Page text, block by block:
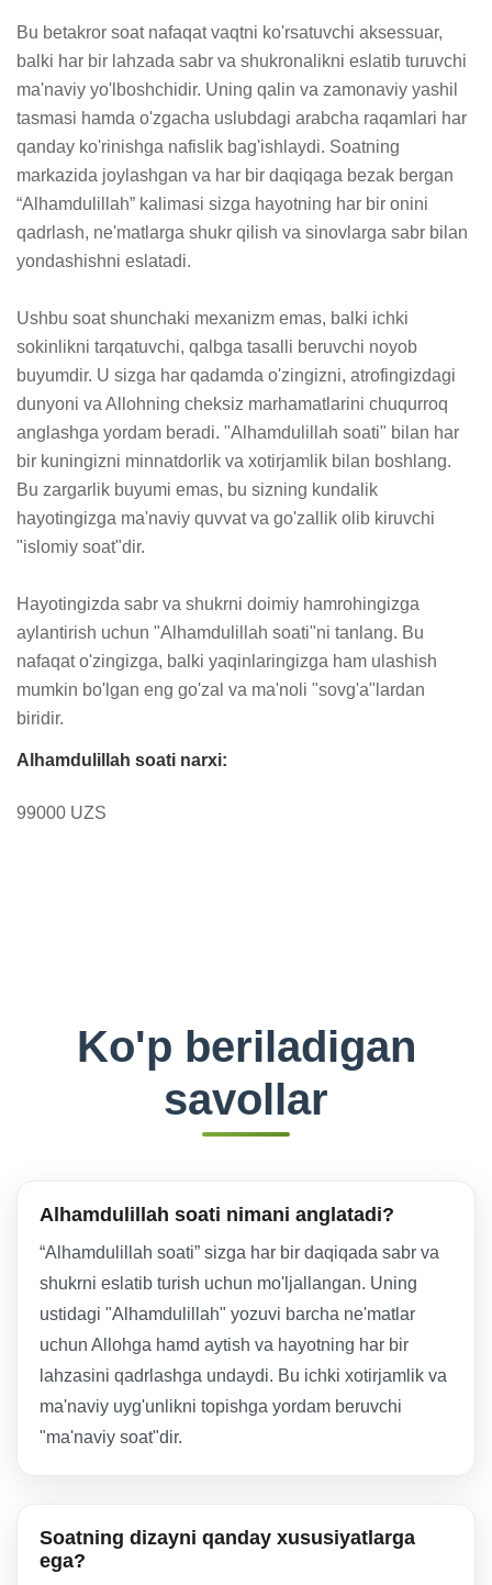
Bu betakror soat nafaqat vaqtni ko'rsatuvchi aksessuar,
balki har bir lahzada sabr va shukronalikni eslatib turuvchi
ma'naviy yo'lboshchidir. Uning qalin va zamonaviy yashil
tasmasi hamda o'zgacha uslubdagi arabcha raqamlari har
qanday ko'rinishga nafislik bag'ishlaydi. Soatning
markazida joylashgan va har bir daqiqaga bezak bergan
“Alhamdulillah” kalimasi sizga hayotning har bir onini
qadrlash, ne'matlarga shukr qilish va sinovlarga sabr bilan
yondashishni eslatadi.
Ushbu soat shunchaki mexanizm emas, balki ichki
sokinlikni tarqatuvchi, qalbga tasalli beruvchi noyob
buyumdir. U sizga har qadamda o'zingizni, atrofingizdagi
dunyoni va Allohning cheksiz marhamatlarini chuqurroq
anglashga yordam beradi. "Alhamdulillah soati" bilan har
bir kuningizni minnatdorlik va xotirjamlik bilan boshlang.
Bu zargarlik buyumi emas, bu sizning kundalik
hayotingizga ma'naviy quvvat va go'zallik olib kiruvchi
"islomiy soat"dir.
Hayotingizda sabr va shukrni doimiy hamrohingizga
aylantirish uchun "Alhamdulillah soati"ni tanlang. Bu
nafaqat o'zingizga, balki yaqinlaringizga ham ulashish
mumkin bo'lgan eng go'zal va ma'noli "sovg'a"lardan
biridir.
Alhamdulillah soati narxi:
99000 UZS
Ko'p beriladigan
savollar
Alhamdulillah soati nimani anglatadi?
“Alhamdulillah soati” sizga har bir daqiqada sabr va
shukrni eslatib turish uchun mo'ljallangan. Uning
ustidagi "Alhamdulillah" yozuvi barcha ne'matlar
uchun Allohga hamd aytish va hayotning har bir
lahzasini qadrlashga undaydi. Bu ichki xotirjamlik va
ma'naviy uyg'unlikni topishga yordam beruvchi
"ma'naviy soat"dir.
Soatning dizayni qanday xususiyatlarga
ega?